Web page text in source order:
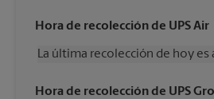
Hora de recolección de UPS Air
La última recolección de hoy es
Miércoles
5:45 PM
Hora de recolección de UPS